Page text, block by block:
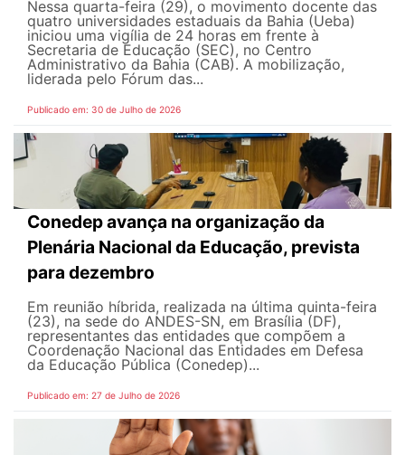
Nessa quarta-feira (29), o movimento docente das
quatro universidades estaduais da Bahia (Ueba)
iniciou uma vigília de 24 horas em frente à
Secretaria de Educação (SEC), no Centro
Administrativo da Bahia (CAB). A mobilização,
liderada pelo Fórum das...
Publicado em: 30 de Julho de 2026
Conedep avança na organização da
Plenária Nacional da Educação, prevista
para dezembro
Em reunião híbrida, realizada na última quinta-feira
(23), na sede do ANDES-SN, em Brasília (DF),
representantes das entidades que compõem a
Coordenação Nacional das Entidades em Defesa
da Educação Pública (Conedep)...
Publicado em: 27 de Julho de 2026